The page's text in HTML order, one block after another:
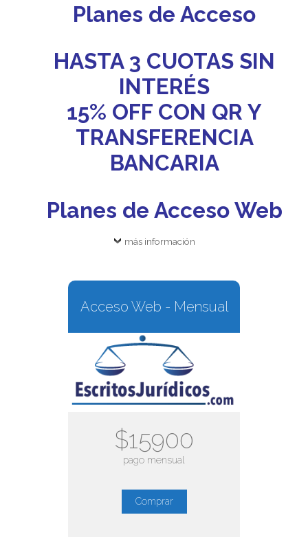
Planes de Acceso
HASTA 3 CUOTAS SIN
INTERÉS
15% OFF CON QR Y
TRANSFERENCIA
BANCARIA
Planes de Acceso Web
más información
Acceso Web - Mensual
$15900
pago mensual
Comprar